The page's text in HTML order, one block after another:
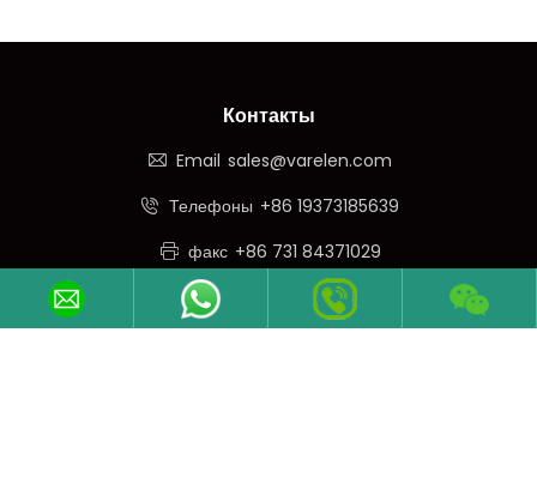
Контакты
Email sales@varelen.com
Телефоны +86 19373185639
факс +86 731 84371029
WeChat
+86 19373185639